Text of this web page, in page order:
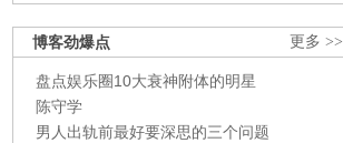
更多 >>
博客劲爆点
盘点娱乐圈10大衰神附体的明星
陈守学
男人出轨前最好要深思的三个问题